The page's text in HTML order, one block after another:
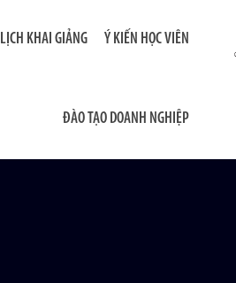
LỊCH KHAI GIẢNG Ý KIẾN HỌC VIÊN
ĐÀO TẠO DOANH NGHIỆP